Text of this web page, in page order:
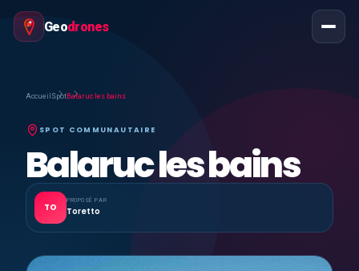
Geodrones
Accueil SpotBalaruc les bains
SPOT COMMUNAUTAIRE
Balaruc les bains
TO
PROPOSÉ PAR
Toretto